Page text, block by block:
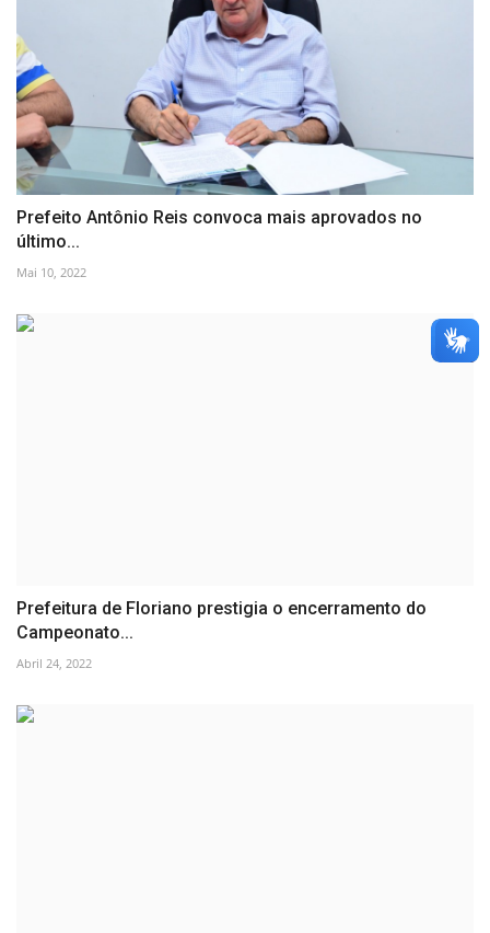
Prefeito Antônio Reis convoca mais aprovados no
último...
Mai 10, 2022
Prefeitura de Floriano prestigia o encerramento do
Campeonato...
Abril 24, 2022